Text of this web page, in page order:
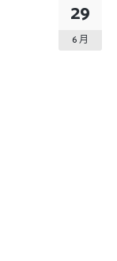
29
6 月